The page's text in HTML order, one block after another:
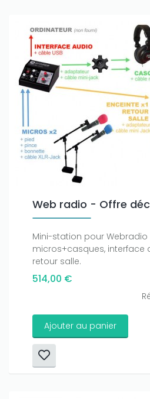
Web radio - Offre
Mini-station pour
micros+casques, interface
retour salle.
514,00 €
Ajouter au panier